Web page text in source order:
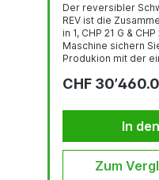
Der reversibler
REV ist die
in 1, CHP 21 G &
Maschine sichern
Produkion mit der einfachen und sicheren
dreht sich je nach
Anfasmaschine CHP
20º bis 45º fertigen. Anfasmaschine CHP 21 G
REV: optimieren
leistungsstarke und
CHF
In
Zum